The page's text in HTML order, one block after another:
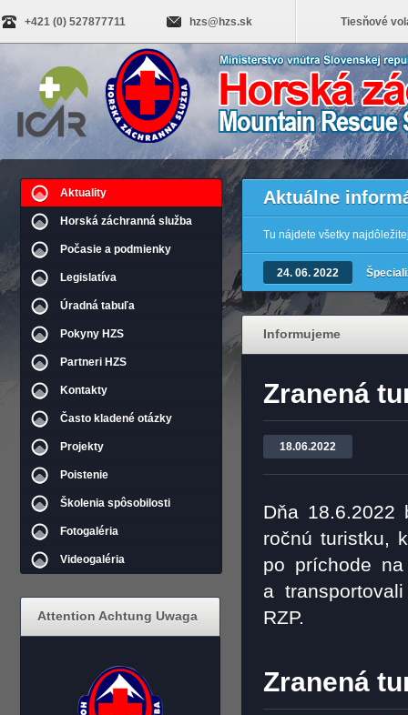
+421 (0) 527877711 hzs@hzs.sk Tiesňové
Aktuality
Horská záchranná služba
Počasie a podmienky
Legislatíva
Úradná tabuľa
Pokyny HZS
Partneri HZS
Kontakty
Často kladené otázky
Projekty
Poistenie
Školenia spôsobilosti
Fotogaléria
Videogaléria
Attention Achtung Uwaga
Aktuálne
Tu nájdete všetky
24. 06. 2022
Informujeme
Zranená
18.06.2022
Dňa
ročnú turistku,
po príchode
a
RZP.
Zranená